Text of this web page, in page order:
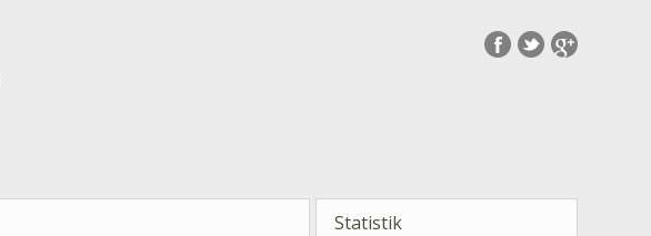
Statistik